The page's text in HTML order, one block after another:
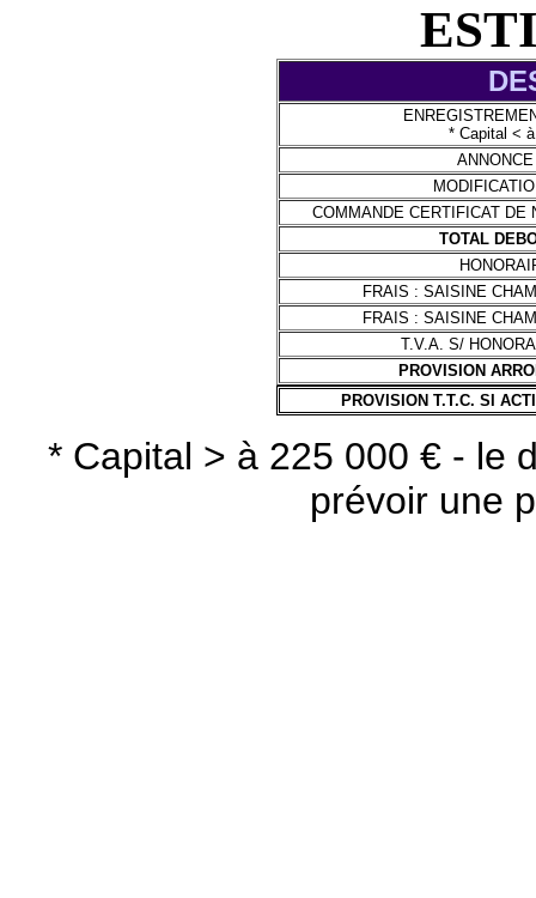
* Capital <
COMMANDE CERTIFICAT DE
TOTAL
FRAIS : SAISINE
FRAIS : SAISINE
T.V.A. S/
PROVISION
PROVISION T.T.C. SI
* Capital > à 225 000 € - le
prévoir une